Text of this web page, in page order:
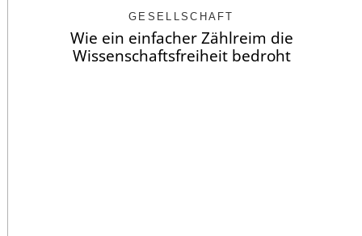
GESELLSCHAFT
Wie ein einfacher Zählreim die
Wissenschaftsfreiheit bedroht